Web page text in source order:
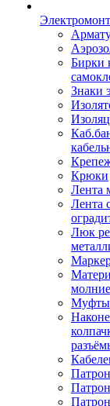
Бирки
Знаки
Крюки
Лента
Лента
Люк
Муфты